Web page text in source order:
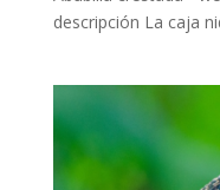
descripción La caja